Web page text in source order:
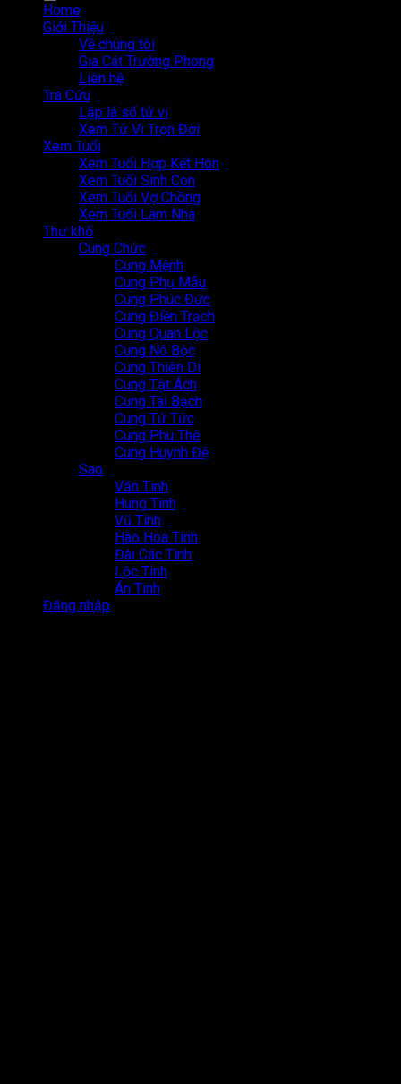
Home
Giới Thiệu
Về chúng tôi
Gia Cát Trường Phong
Liên hệ
Tra Cứu
Lập lá số tử vi
Xem Tử Vi Trọn Đời
Xem Tuổi
Xem Tuổi Hợp Kết Hôn
Xem Tuổi Sinh Con
Xem Tuổi Vợ Chồng
Xem Tuổi Làm Nhà
Thư khố
Cung Chức
Cung Mệnh
Cung Phụ Mẫu
Cung Phúc Đức
Cung Điền Trạch
Cung Quan Lộc
Cung Nô Bộc
Cung Thiên Di
Cung Tật Ách
Cung Tài Bạch
Cung Tử Tức
Cung Phu Thê
Cung Huynh Đệ
Sao
Văn Tinh
Hung Tinh
Vũ Tinh
Hào Hoa Tinh
Đài Các Tinh
Lộc Tinh
Án Tinh
Đăng nhập